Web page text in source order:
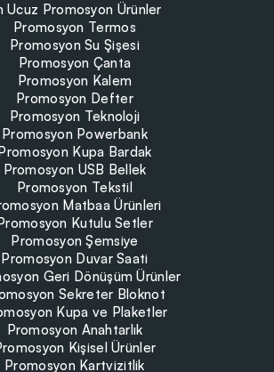
Ucuz Promosyon Ürünler
Promosyon Termos
Promosyon Su Şişesi
Promosyon Çanta
Promosyon Kalem
Promosyon Defter
Promosyon Teknoloji
Promosyon Powerbank
Kupa Bardak
Promosyon USB Bellek
Promosyon Tekstil
Matbaa Ürünleri
Kutulu Setler
Promosyon Şemsiye
Promosyon Duvar Saati
Geri Dönüşüm Ürünler
Sekreter Bloknot
Kupa ve Plaketler
Promosyon Anahtarlık
Kişisel Ürünler
Promosyon Kartvizitlik